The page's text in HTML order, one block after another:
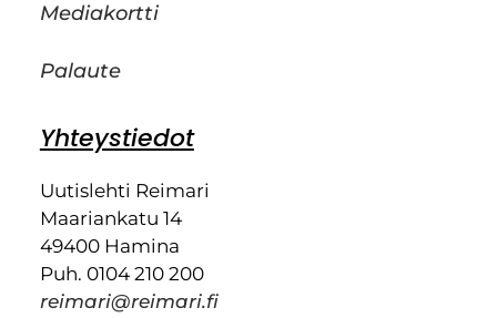
Mediakortti
Palaute
Yhteystiedot
Uutislehti Reimari
Maariankatu 14
49400 Hamina
Puh. 0104 210 200
reimari@reimari.fi